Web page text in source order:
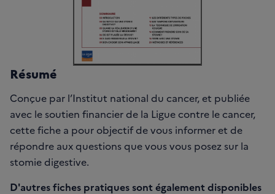
Résumé
Conçue par l’Institut national du cancer, et publiée
avec le soutien financier de la Ligue contre le cancer,
cette fiche a pour objectif de vous informer et de
répondre aux questions que vous vous posez sur la
stomie digestive.
D'autres fiches pratiques sont également disponibles